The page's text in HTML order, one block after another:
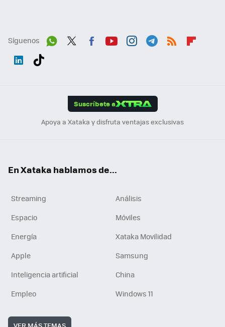
Síguenos
Suscríbete a
Apoya a Xataka y disfruta ventajas exclusivas
En Xataka hablamos de...
Streaming
Análisis
Espacio
Móviles
Energía
Xataka Movilidad
Apple
Samsung
Inteligencia artificial
China
Empleo
Windows 11